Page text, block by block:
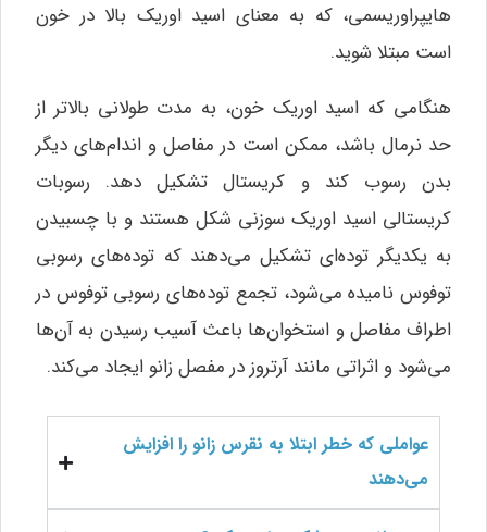
هایپراوریسمی، که به معنای اسید اوریک بالا در خون
است مبتلا شوید.
هنگامی که اسید اوریک خون، به مدت طولانی بالاتر از
حد نرمال باشد، ممکن است در مفاصل و اندام‌های دیگر
بدن رسوب کند و کریستال تشکیل دهد. رسوبات
کریستالی اسید اوریک سوزنی شکل هستند و با چسبیدن
به یکدیگر توده‌ای تشکیل می‌دهند که توده‌های رسوبی
توفوس نامیده می‌شود، تجمع توده‌های رسوبی توفوس در
اطراف مفاصل و استخوان‌ها باعث آسیب رسیدن به آن‌ها
می‌شود و اثراتی مانند آرتروز در مفصل زانو ایجاد می‌کند.
عواملی که خطر ابتلا به نقرس زانو را افزایش
می‌دهند